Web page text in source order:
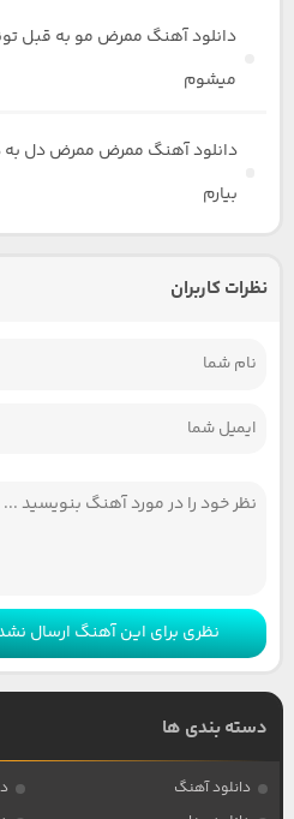
دانلود آهنگ ممرض مو به قبل
میشوم
دانلود آهنگ ممرض ممرض دل به
بیارم
نظرات کاربران
نظری برای این آهنگ ارسال
دسته بندی ها
دانلود آهنگ